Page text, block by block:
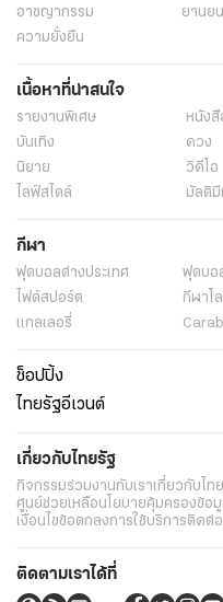
อาชญากรรม
ยานย
ความยั่งยืน
เนื้อหาที่น่าสนใจ
รายงานพิเศษ หนัง
บันเทิง
ดวง
นิยาย
วิดีโอ
ไลฟ์สไตล์
มัลติมี
กีฬา
ฟุตบอลต่่างประเทศ ฟุตบอ
ไฟต์สปอร์ต
กีฬาโ
แกลเลอรี่
ช็อปปิ้ง
ไทยรัฐอีเวนต์
เกี่ยวกับไทยรัฐ
กิจกรรมร่วมงานกับเราเกี่ยวกับไท
ศูนย์ช่วยเหลือนโยบายคุ้มครองข้อ
เงื่อนไขข้อตกลงการใช้บริการติดต่อ
ติดตามเราได้ที่